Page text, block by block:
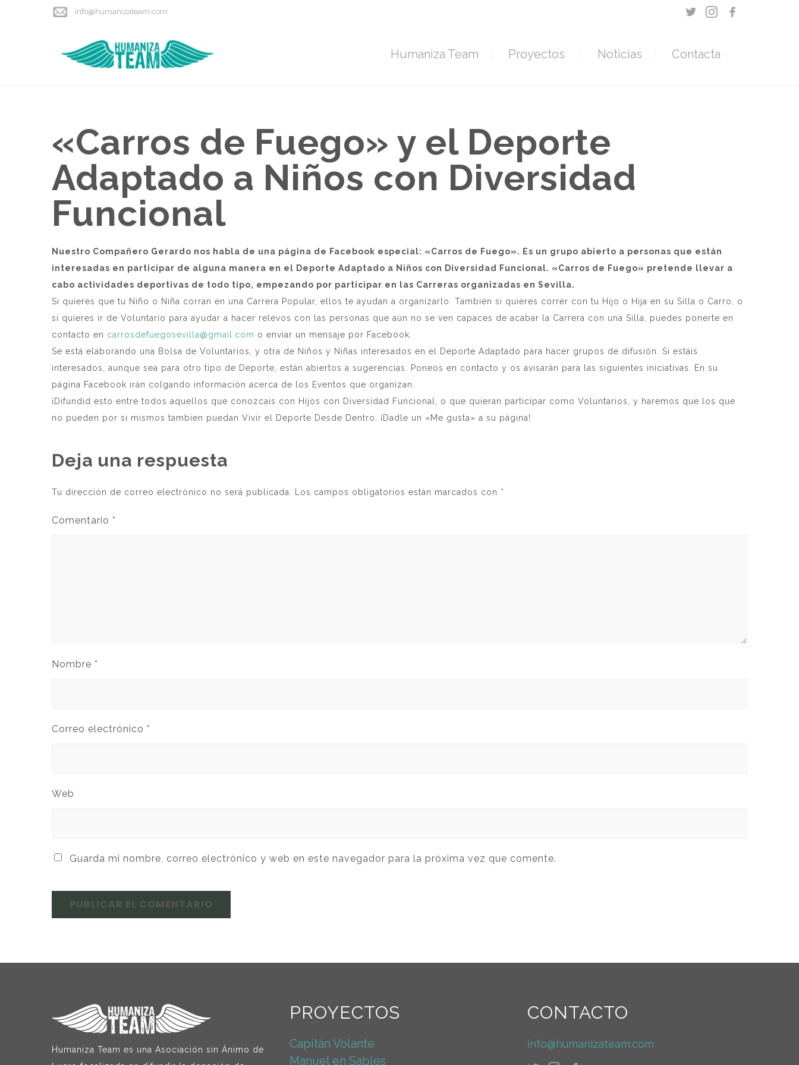
info@humanizateam.com
Humaniza Team Proyectos Noticias Contacta
«Carros de Fuego» y el Deporte
Adaptado a Niños con Diversidad
Funcional
Nuestro Compañero Gerardo nos habla de una página de Facebook especial: «Carros de Fuego». Es un grupo abierto a personas que están
interesadas en participar de alguna manera en el Deporte Adaptado a Niños con Diversidad Funcional. «Carros de Fuego» pretende llevar a
cabo actividades deportivas de todo tipo, empezando por participar en las Carreras organizadas en Sevilla.
Si quieres que tu Niño o Niña corran en una Carrera Popular, ellos te ayudan a organizarlo. También si quieres correr con tu Hijo o Hija en su Silla o Carro, o
si quieres ir de Voluntario para ayudar a hacer relevos con las personas que aún no se ven capaces de acabar la Carrera con una Silla, puedes ponerte en
contacto en carrosdefuegosevilla@gmail.com o enviar un mensaje por Facebook.
Se está elaborando una Bolsa de Voluntarios, y otra de Niños y Niñas interesados en el Deporte Adaptado para hacer grupos de difusión. Si estáis
interesados, aunque sea para otro tipo de Deporte, están abiertos a sugerencias. Poneos en contacto y os avisarán para las siguientes iniciativas. En su
página Facebook irán colgando información acerca de los Eventos que organizan.
¡Difundid esto entre todos aquellos que conozcais con Hijos con Diversidad Funcional, o que quieran participar como Voluntarios, y haremos que los que
no pueden por si mismos tambien puedan Vivir el Deporte Desde Dentro. ¡Dadle un «Me gusta» a su página!
Deja una respuesta
Tu dirección de correo electrónico no será publicada. Los campos obligatorios están marcados con *
Comentario *
Nombre *
Correo electrónico *
Web
Guarda mi nombre, correo electrónico y web en este navegador para la próxima vez que comente.
Humaniza Team es una Asociación sin Ánimo de
PROYECTOS
Capitán Volante
Manuel en Sables
CONTACTO
info@humanizateam.com